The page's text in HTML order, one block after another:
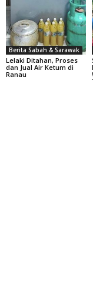
Berita Sabah & Sarawak
Lelaki Ditahan, Proses
dan Jual Air Ketum di
Ranau